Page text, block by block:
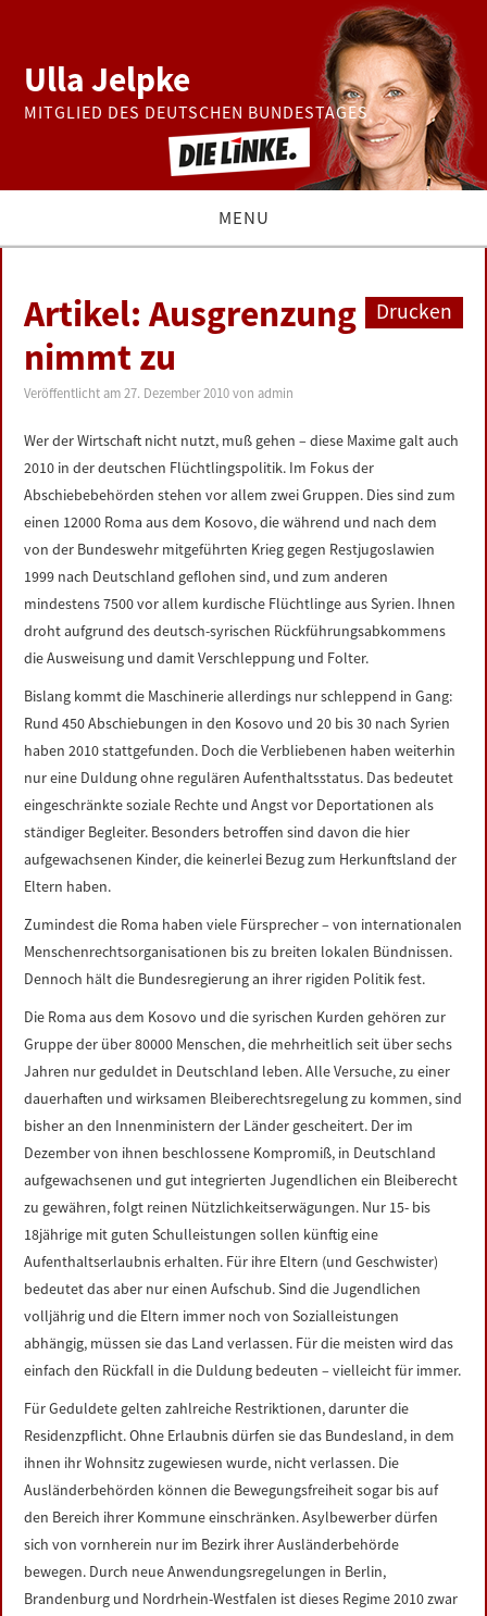
Ulla Jelpke
MITGLIED DES DEUTSCHEN BUNDESTAGES
MENU
BUNDESTAG
PRESSE
ZUR PERSON
LINKS
DATENSCHUTZERKLÄRUNG
IMPRESSUM
Drucken
Artikel: Ausgrenzung
nimmt zu
Veröffentlicht am27. Dezember 2010 vonadmin
Wer der Wirtschaft nicht nutzt, muß gehen – diese Maxime galt auch
2010 in der deutschen Flüchtlingspolitik. Im Fokus der
Abschiebebehörden stehen vor allem zwei Gruppen. Dies sind zum
einen 12000 Roma aus dem Kosovo, die während und nach dem
von der Bundeswehr mitgeführten Krieg gegen Restjugoslawien
1999 nach Deutschland geflohen sind, und zum anderen
mindestens 7500 vor allem kurdische Flüchtlinge aus Syrien. Ihnen
droht aufgrund des deutsch-syrischen Rückführungsabkommens
die Ausweisung und damit Verschleppung und Folter.
Bislang kommt die Maschinerie allerdings nur schleppend in Gang:
Rund 450 Abschiebungen in den Kosovo und 20 bis 30 nach Syrien
haben 2010 stattgefunden. Doch die Verbliebenen haben weiterhin
nur eine Duldung ohne regulären Aufenthaltsstatus. Das bedeutet
eingeschränkte soziale Rechte und Angst vor Deportationen als
ständiger Begleiter. Besonders betroffen sind davon die hier
aufgewachsenen Kinder, die keinerlei Bezug zum Herkunftsland der
Eltern haben.
Zumindest die Roma haben viele Fürsprecher – von internationalen
Menschenrechtsorganisationen bis zu breiten lokalen Bündnissen.
Dennoch hält die Bundesregierung an ihrer rigiden Politik fest.
Die Roma aus dem Kosovo und die syrischen Kurden gehören zur
Gruppe der über 80000 Menschen, die mehrheitlich seit über sechs
Jahren nur geduldet in Deutschland leben. Alle Versuche, zu einer
dauerhaften und wirksamen Bleiberechtsregelung zu kommen, sind
bisher an den Innenministern der Länder gescheitert. Der im
Dezember von ihnen beschlossene Kompromiß, in Deutschland
aufgewachsenen und gut integrierten Jugendlichen ein Bleiberecht
zu gewähren, folgt reinen Nützlichkeitserwägungen. Nur 15- bis
18jährige mit guten Schulleistungen sollen künftig eine
Aufenthaltserlaubnis erhalten. Für ihre Eltern (und Geschwister)
bedeutet das aber nur einen Aufschub. Sind die Jugendlichen
volljährig und die Eltern immer noch von Sozialleistungen
abhängig, müssen sie das Land verlassen. Für die meisten wird das
einfach den Rückfall in die Duldung bedeuten – vielleicht für immer.
Für Geduldete gelten zahlreiche Restriktionen, darunter die
Residenzpflicht. Ohne Erlaubnis dürfen sie das Bundesland, in dem
ihnen ihr Wohnsitz zugewiesen wurde, nicht verlassen. Die
Ausländerbehörden können die Bewegungsfreiheit sogar bis auf
den Bereich ihrer Kommune einschränken. Asylbewerber dürfen
sich von vornherein nur im Bezirk ihrer Ausländerbehörde
bewegen. Durch neue Anwendungsregelungen in Berlin,
Brandenburg und Nordrhein-Westfalen ist dieses Regime 2010 zwar